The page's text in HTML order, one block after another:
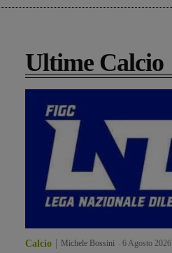
Ultime Calcio
Calcio Michele Bossini 6 Agosto 2026